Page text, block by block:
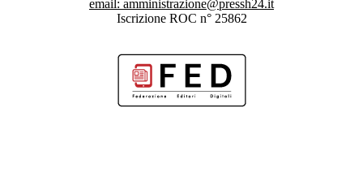
email: amministrazione@pressh24.it
Iscrizione ROC n° 25862